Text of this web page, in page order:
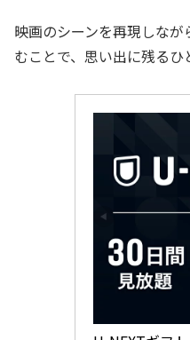
映画のシーンを再現しな
むことで、思い出に残るひ